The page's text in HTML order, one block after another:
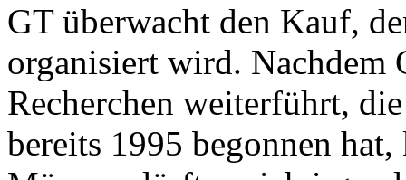
GT überwacht den Kauf,
organisiert wird. Nachdem
Recherchen weiterführt,
bereits 1995 begonnen